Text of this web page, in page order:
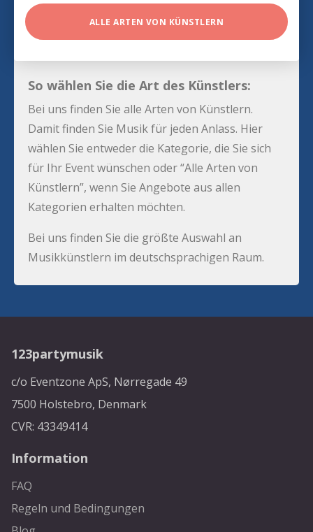
ALLE ARTEN VON KÜNSTLERN
So wählen Sie die Art des Künstlers:
Bei uns finden Sie alle Arten von Künstlern.
Damit finden Sie Musik für jeden Anlass. Hier
wählen Sie entweder die Kategorie, die Sie sich
für Ihr Event wünschen oder “Alle Arten von
Künstlern”, wenn Sie Angebote aus allen
Kategorien erhalten möchten.
Bei uns finden Sie die größte Auswahl an
Musikkünstlern im deutschsprachigen Raum.
123partymusik
c/o Eventzone ApS, Nørregade 49
7500 Holstebro, Denmark
CVR: 43349414
Information
FAQ
Regeln und Bedingungen